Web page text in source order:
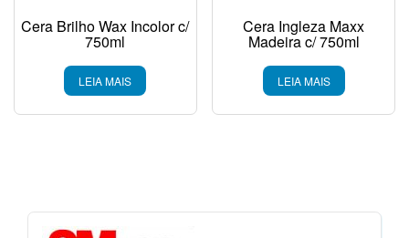
Cera Brilho Wax Incolor c/
750ml
LEIA MAIS
Cera Ingleza Maxx
Madeira c/ 750ml
LEIA MAIS